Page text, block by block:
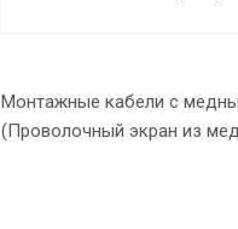
Монтажные кабели с
(Проволочный экран из